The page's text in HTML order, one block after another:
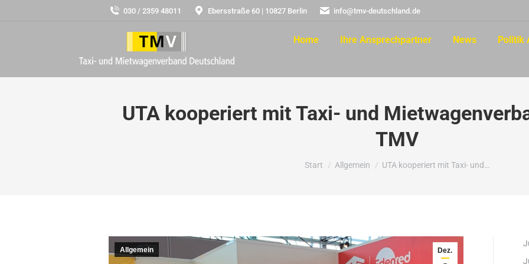
030 / 2359 48011 Ebersstraße 60 | 10827 Berlin info@tmv-deutschland.de
Home Ihre Ansprechpartner News Politik
UTA kooperiert mit Taxi- und
TMV
Sie befinden sich hier:
Start Allgemein UTA kooperiert mit Taxi- und…
Dez.
Allgemein